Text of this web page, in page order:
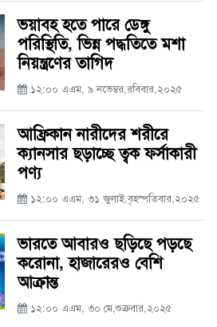
ভয়াবহ হতে পারে ডেঙ্গু
পরিস্থিতি, ভিন্ন পদ্ধতিতে মশা
নিয়ন্ত্রণের তাগিদ
১২:০০ এএম, ৯ নভেম্বর,রবিবার,২০২৫
আফ্রিকান নারীদের শরীরে
ক্যানসার ছড়াচ্ছে ত্বক ফর্সাকারী
পণ্য
১২:০০ এএম, ৩১ জুলাই,বৃহস্পতিবার,২০২৫
ভারতে আবারও ছড়িছে পড়ছে
করোনা, হাজারেরও বেশি
আক্রান্ত
১২:০০ এএম, ৩০ মে,শুক্রবার,২০২৫